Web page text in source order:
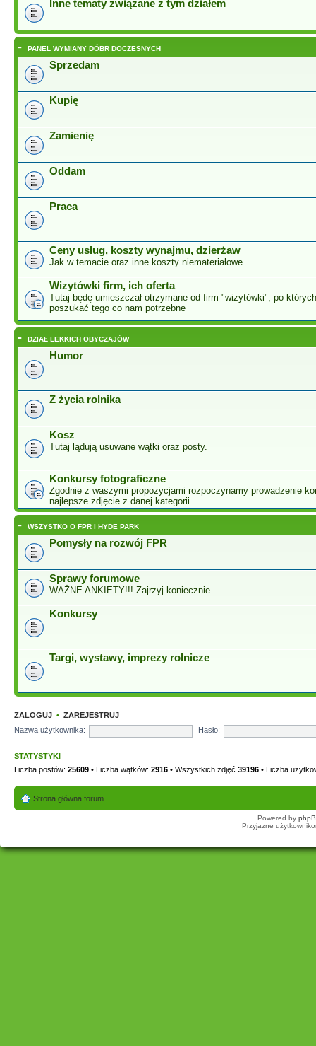
Inne tematy związane z tym działem
- PANEL WYMIANY DÓBR DOCZESNYCH
Sprzedam
Kupię
Zamienię
Oddam
Praca
Ceny usług, koszty wynajmu, dzierżaw
Jak w temacie oraz inne koszty niemateriałowe.
Wizytówki firm, ich oferta
Tutaj będę umieszczał otrzymane od firm "wizytówki", po
poszukać tego co nam potrzebne
- DZIAŁ LEKKICH OBYCZAJÓW
Humor
Z życia rolnika
Kosz
Tutaj lądują usuwane wątki oraz posty.
Konkursy fotograficzne
Zgodnie z waszymi propozycjami rozpoczynamy prowadzenie
najlepsze zdjęcie z danej kategorii
- WSZYSTKO O FPR I HYDE PARK
Pomysły na rozwój FPR
Sprawy forumowe
WAŻNE ANKIETY!!! Zajrzyj koniecznie.
Konkursy
Targi, wystawy, imprezy rolnicze
ZALOGUJ • ZAREJESTRUJ
Nazwa użytkownika:
Hasło:
STATYSTYKI
Liczba postów: 25609 • Liczba wątków: 2916 • Wszystkich zdjęć 39196 • Liczba
Strona główna forum
Powered by
Przyjazne